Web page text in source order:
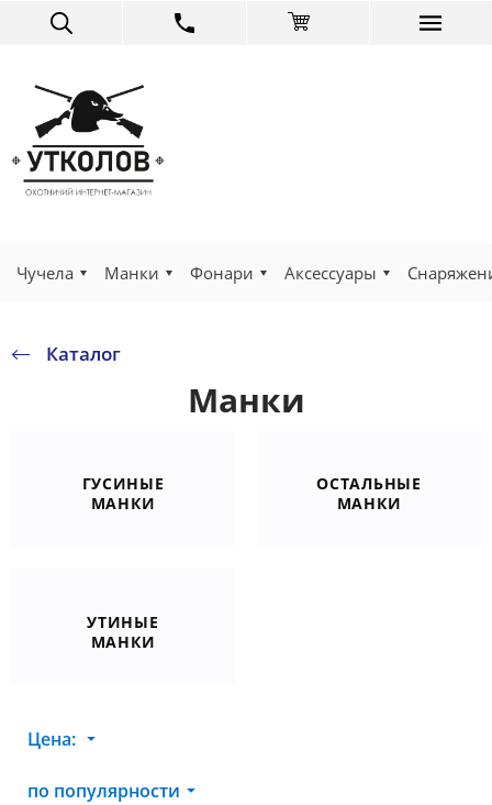
Чучела Манки Фонари Аксессуары
Каталог
Манки
ГУСИНЫЕ
МАНКИ
ОСТАЛЬНЫЕ
МАНКИ
УТИНЫЕ
МАНКИ
Цена:
по популярности